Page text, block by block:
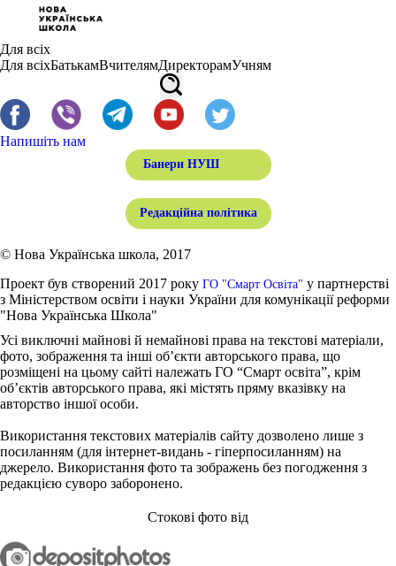
Для всіх
Для всіхБатькамВчителямДиректорамУчням
Напишіть нам
Банери НУШ
Редакційна політика
© Нова Українська школа, 2017
Проект був створений 2017 року ГО "Смарт Освіта" у партнерстві
з Міністерством освіти і науки України для комунікації реформи
"Нова Українська Школа"
Усі виключні майнові й немайнові права на текстові матеріали,
фото, зображення та інші об’єкти авторського права, що
розміщені на цьому сайті належать ГО “Смарт освіта”, крім
об’єктів авторського права, які містять пряму вказівку на
авторство іншої особи.
Використання текстових матеріалів сайту дозволено лише з
посиланням (для інтернет-видань - гіперпосиланням) на
джерело. Використання фото та зображень без погодження з
редакцією суворо заборонено.
Стокові фото від